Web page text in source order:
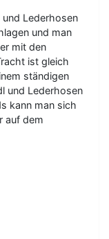
Lederhosen
und man
mit den
ist gleich
ständigen
und Lederhosen
kann man sich
auf dem